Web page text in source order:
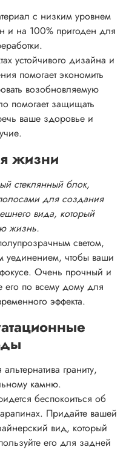
с низким уровнем
и на 100% пригоден для
устойчивого дизайна и
помогает экономить
возобновляемую
помогает защищать
ваше здоровье и
жизни
стеклянный блок,
для создания
вида, который
жизнь.
светом,
уединением, чтобы ваши
Очень прочный и
его по всему дому для
эффекта.
граниту,
камню.
беспокоиться об
Придайте вашей
вид, который
его для задней